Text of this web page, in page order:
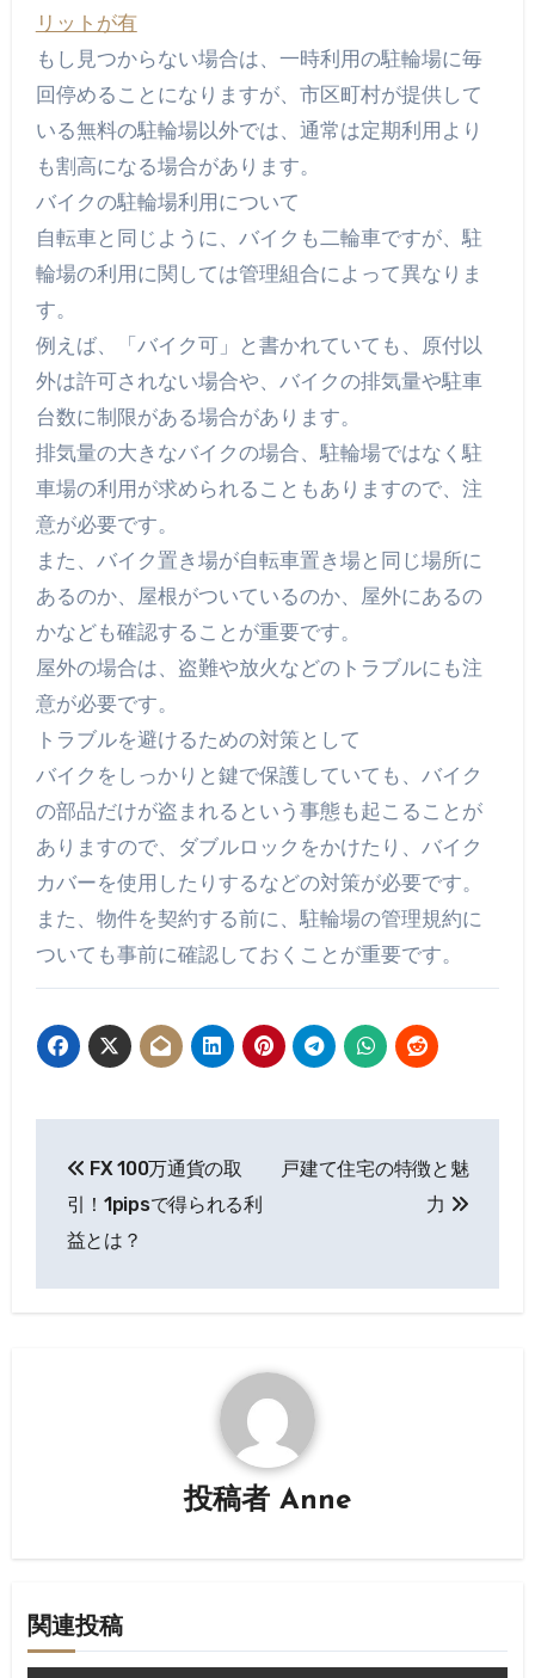
リットが有
もし見つからない場合は、一時利用の駐輪場に毎
回停めることになりますが、市区町村が提供して
いる無料の駐輪場以外では、通常は定期利用より
も割高になる場合があります。
バイクの駐輪場利用について
自転車と同じように、バイクも二輪車ですが、駐
輪場の利用に関しては管理組合によって異なりま
す。
例えば、「バイク可」と書かれていても、原付以
外は許可されない場合や、バイクの排気量や駐車
台数に制限がある場合があります。
排気量の大きなバイクの場合、駐輪場ではなく駐
車場の利用が求められることもありますので、注
意が必要です。
また、バイク置き場が自転車置き場と同じ場所に
あるのか、屋根がついているのか、屋外にあるの
かなども確認することが重要です。
屋外の場合は、盗難や放火などのトラブルにも注
意が必要です。
トラブルを避けるための対策として
バイクをしっかりと鍵で保護していても、バイク
の部品だけが盗まれるという事態も起こることが
ありますので、ダブルロックをかけたり、バイク
カバーを使用したりするなどの対策が必要です。
また、物件を契約する前に、駐輪場の管理規約に
ついても事前に確認しておくことが重要です。
稿
ナ
ビ
FX 100万通貨の取
引！1pipsで得られる利
益とは？
戸建て住宅の特徴と魅
力
投稿者 Anne
関連投稿